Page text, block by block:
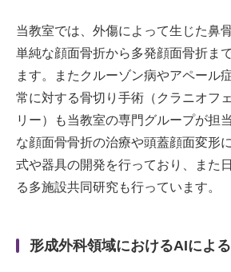
当教室では、外傷によって生じた鼻
単純な顔面骨折から多発顔面骨折ま
ます。またクルーゾン病やアペール
常に対する骨切り手術（クラニオフ
リー）も当教室の専門グループが担
な顔面骨骨折の治療や頭蓋顔面変形
式や器具の開発を行っており、また
る多施設共同研究も行っています。
形成外科領域におけるAIによ